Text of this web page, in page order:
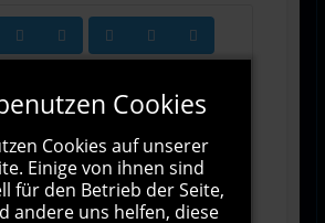
1000Zeichen übrig
Cookies
Cookies auf unserer
Einige von ihnen sind
für den Betrieb der Seite,
andere uns helfen, diese